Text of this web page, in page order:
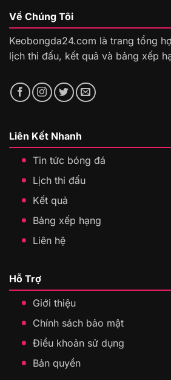
Về Chúng Tôi
Keobongda24.com là trang tổng
lịch thi đấu, kết quả và bảng xếp
Liên Kết Nhanh
Tin tức bóng đá
Lịch thi đấu
Kết quả
Bảng xếp hạng
Liên hệ
Hỗ Trợ
Giới thiệu
Chính sách bảo mật
Điều khoản sử dụng
Bản quyền